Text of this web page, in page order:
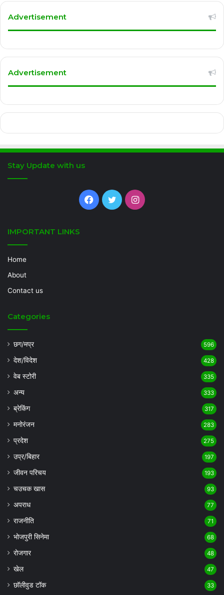
Advertisement
Advertisement
Stay Update with us
Facebook
TwitterInstagram
IMPORTANT LINKS
Home
About
Contact us
Categories
छग/मप्र 596
देश/विदेश 428
वेब स्टोरी 335
अन्य 333
ब्रेकिंग 317
मनोरंजन 283
प्रदेश 275
उप्र/बिहार 197
जीवन परिचय 193
चउचक खास 93
अपराध 77
राजनीति 71
भोजपुरी सिनेमा 68
रोजगार 48
खेल 47
छॉलीवुड टॉक 33